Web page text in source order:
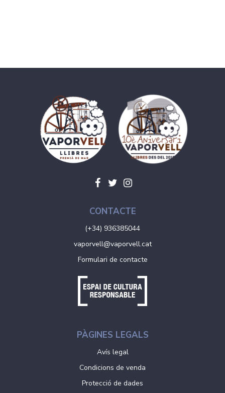
CONTACTE
(+34) 936385044
vaporvell@vaporvell.cat
Formulari de contacte
PÀGINES LEGALS
Avís legal
Condicions de venda
Protecció de dades